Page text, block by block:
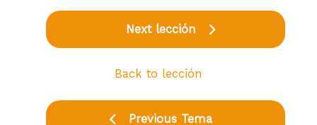
Previous Tema
Back to lección
Next lección